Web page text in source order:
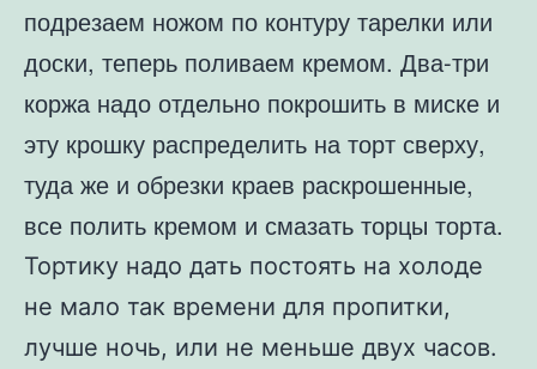
подрезаем ножом по контуру тарелки или
доски, теперь поливаем кремом. Два-три
коржа надо отдельно покрошить в миске и
эту крошку распределить на торт сверху,
туда же и обрезки краев раскрошенные,
все полить кремом и смазать торцы торта.
Тортику надо дать постоять на холоде
не мало так времени для пропитки,
лучше ночь, или не меньше двух часов.